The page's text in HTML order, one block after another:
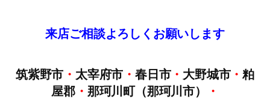
来店ご相談よろしくお願いします
筑紫野市 ・ 太宰府市 ・ 春日市・ 大野城市・粕
屋郡 ・ 那珂川町（那珂川市） ・